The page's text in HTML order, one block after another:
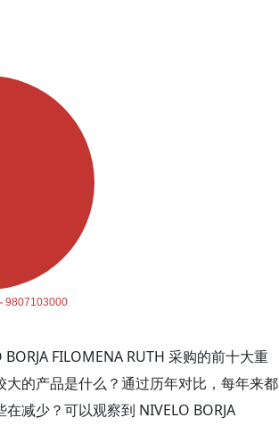
FILOMENA RUTH 采购的前十大重
的产品是什么？通过历年对比，每年来都
减少？可以观察到 NIVELO BORJA